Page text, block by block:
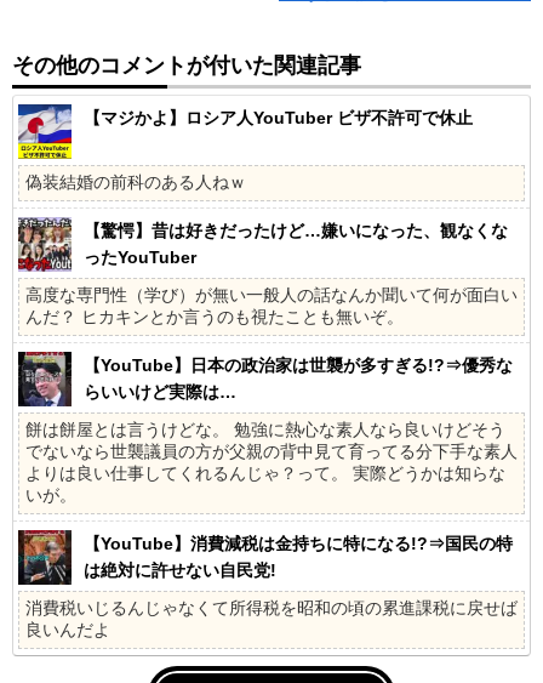
その他のコメントが付いた関連記事
【マジかよ】ロシア人YouTuber ビザ不許可で休止
偽装結婚の前科のある人ねｗ
【驚愕】昔は好きだったけど…嫌いになった、観なくな
ったYouTuber
高度な専門性（学び）が無い一般人の話なんか聞いて何が面白い
んだ？ ヒカキンとか言うのも視たことも無いぞ。
【YouTube】日本の政治家は世襲が多すぎる!?⇒優秀な
らいいけど実際は…
餅は餅屋とは言うけどな。 勉強に熱心な素人なら良いけどそう
でないなら世襲議員の方が父親の背中見て育ってる分下手な素人
よりは良い仕事してくれるんじゃ？って。 実際どうかは知らな
いが。
【YouTube】消費減税は金持ちに特になる!?⇒国民の特
は絶対に許せない自民党!
消費税いじるんじゃなくて所得税を昭和の頃の累進課税に戻せば
良いんだよ